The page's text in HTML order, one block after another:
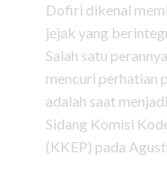
Dofiri dikenal
jejak yang
Salah satu
mencuri perhatian
adalah saat
Sidang Komisi
(KKEP) pada